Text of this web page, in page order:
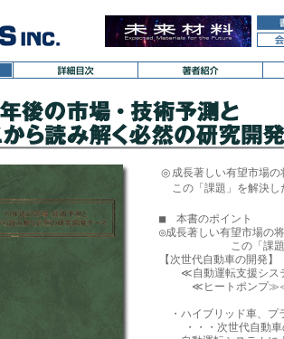
◎ 成長著しい有望市場
この「課題」を解決
■　本書のポイント
◎成長著しい有望市場の
この「課題」を
【次世代自動車の開発】
≪自動運転支援シス
≪ヒートポンプ≫≪
・ハイブリッド車、プ
・・・次世代自動